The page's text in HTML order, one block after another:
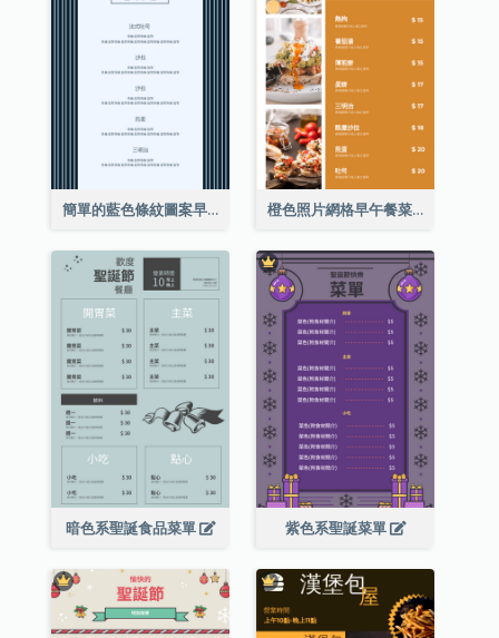
簡單的藍色條紋圖案早午餐菜單 橙色照片網格早午餐菜單
暗色系聖誕食品菜單 紫色系聖誕菜單